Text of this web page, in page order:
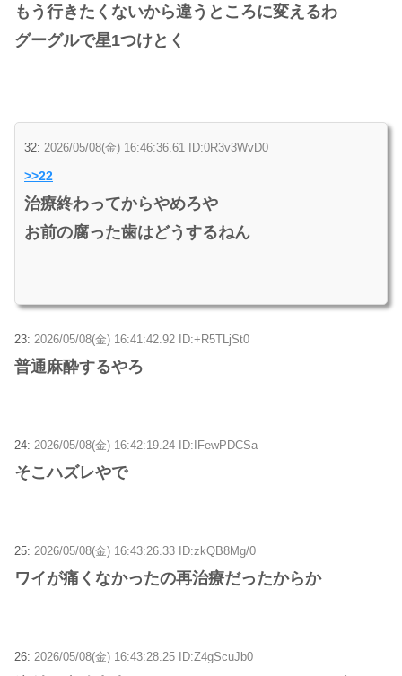
もう行きたくないから違うところに変えるわ
グーグルで星1つけとく
32: 2026/05/08(金) 16:46:36.61 ID:0R3v3WvD0
>>22
治療終わってからやめろや
お前の腐った歯はどうするねん
23: 2026/05/08(金) 16:41:42.92 ID:+R5TLjSt0
普通麻酔するやろ
24: 2026/05/08(金) 16:42:19.24 ID:IFewPDCSa
そこハズレやで
25: 2026/05/08(金) 16:43:26.33 ID:zkQB8Mg/0
ワイが痛くなかったの再治療だったからか
26: 2026/05/08(金) 16:43:28.25 ID:Z4gScuJb0